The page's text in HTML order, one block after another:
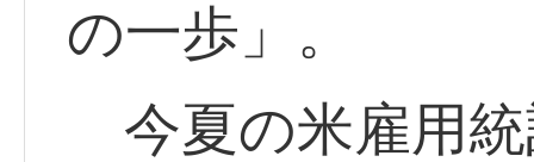
の一歩」。
今夏の米雇用